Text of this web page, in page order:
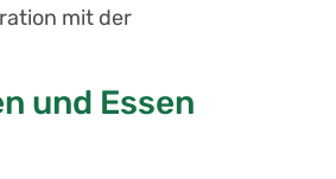
mit der
und Essen